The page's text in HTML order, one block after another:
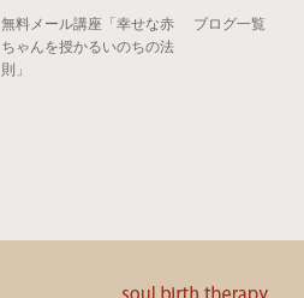
無料メール講座「幸せな赤
ちゃんを授かるいのちの法
則」
ブログ一覧